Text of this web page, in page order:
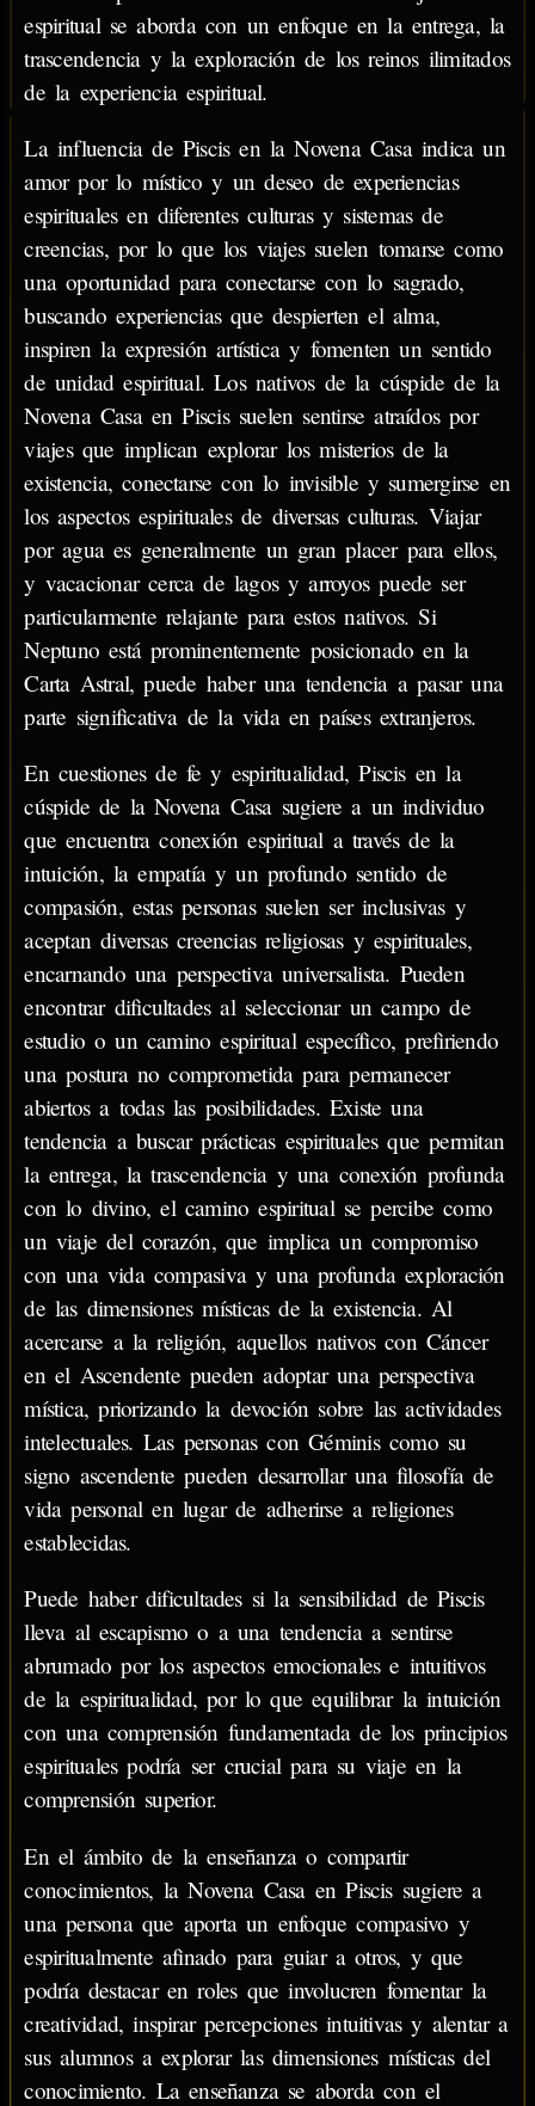
espiritual se aborda con un enfoque en la entrega, la
trascendencia y la exploración de los reinos ilimitados
de la experiencia espiritual.
La influencia de Piscis en la Novena Casa indica un
amor por lo místico y un deseo de experiencias
espirituales en diferentes culturas y sistemas de
creencias, por lo que los viajes suelen tomarse como
una oportunidad para conectarse con lo sagrado,
buscando experiencias que despierten el alma,
inspiren la expresión artística y fomenten un sentido
de unidad espiritual. Los nativos de la cúspide de la
Novena Casa en Piscis suelen sentirse atraídos por
viajes que implican explorar los misterios de la
existencia, conectarse con lo invisible y sumergirse en
los aspectos espirituales de diversas culturas. Viajar
por agua es generalmente un gran placer para ellos,
y vacacionar cerca de lagos y arroyos puede ser
particularmente relajante para estos nativos. Si
Neptuno está prominentemente posicionado en la
Carta Astral, puede haber una tendencia a pasar una
parte significativa de la vida en países extranjeros.
En cuestiones de fe y espiritualidad, Piscis en la
cúspide de la Novena Casa sugiere a un individuo
que encuentra conexión espiritual a través de la
intuición, la empatía y un profundo sentido de
compasión, estas personas suelen ser inclusivas y
aceptan diversas creencias religiosas y espirituales,
encarnando una perspectiva universalista. Pueden
encontrar dificultades al seleccionar un campo de
estudio o un camino espiritual específico, prefiriendo
una postura no comprometida para permanecer
abiertos a todas las posibilidades. Existe una
tendencia a buscar prácticas espirituales que permitan
la entrega, la trascendencia y una conexión profunda
con lo divino, el camino espiritual se percibe como
un viaje del corazón, que implica un compromiso
con una vida compasiva y una profunda exploración
de las dimensiones místicas de la existencia. Al
acercarse a la religión, aquellos nativos con Cáncer
en el Ascendente pueden adoptar una perspectiva
mística, priorizando la devoción sobre las actividades
intelectuales. Las personas con Géminis como su
signo ascendente pueden desarrollar una filosofía de
vida personal en lugar de adherirse a religiones
establecidas.
Puede haber dificultades si la sensibilidad de Piscis
lleva al escapismo o a una tendencia a sentirse
abrumado por los aspectos emocionales e intuitivos
de la espiritualidad, por lo que equilibrar la intuición
con una comprensión fundamentada de los principios
espirituales podría ser crucial para su viaje en la
comprensión superior.
En el ámbito de la enseñanza o compartir
conocimientos, la Novena Casa en Piscis sugiere a
una persona que aporta un enfoque compasivo y
espiritualmente afinado para guiar a otros, y que
podría destacar en roles que involucren fomentar la
creatividad, inspirar percepciones intuitivas y alentar a
sus alumnos a explorar las dimensiones místicas del
conocimiento. La enseñanza se aborda con el